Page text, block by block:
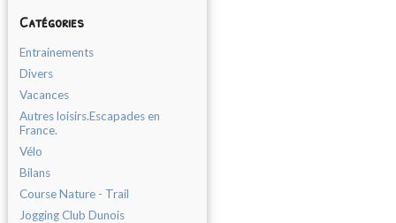
Catégories
Entrainements
Divers
Vacances
Autres loisirs.Escapades en
France.
Vélo
Bilans
Course Nature - Trail
Jogging Club Dunois